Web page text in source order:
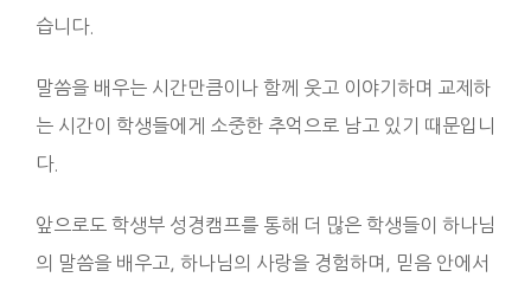
습니다.
말씀을 배우는 시간만큼이나 함께 웃고 이야기하며 교제하
는 시간이 학생들에게 소중한 추억으로 남고 있기 때문입니
다.
앞으로도 학생부 성경캠프를 통해 더 많은 학생들이 하나님
의 말씀을 배우고, 하나님의 사랑을 경험하며, 믿음 안에서